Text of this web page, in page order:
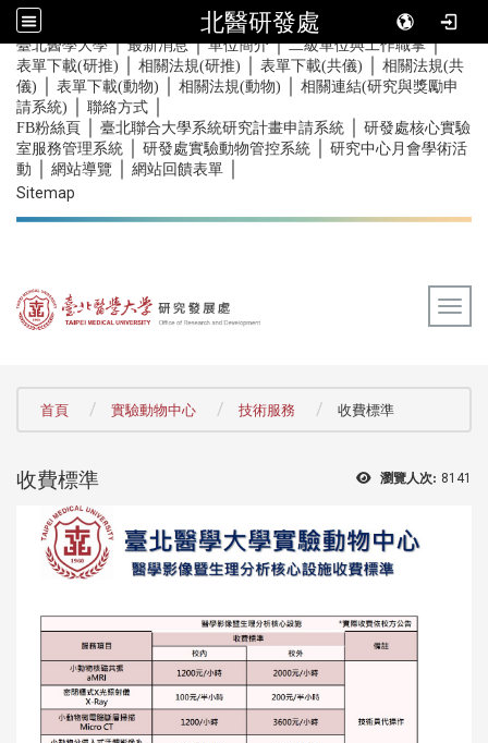
北醫研發處
::: 臺北醫學大學｜最新消息｜單位簡介｜二級單位與工作職掌｜
表單下載(研推) 相關法規(研推) 表單下載(共儀)
相關法規(共
儀)
表單下載(動物) 相關法規(動物)
相關連結(研究與獎勵申
請系統)
聯絡方式
FB粉絲頁 臺北聯合大學系統研究計畫申請系統
研發處核心實驗
室服務管理系統
研發處實驗動物管控系統
研究中心月會學術活
動
網站導覽 網站回饋表單
Sitemap
首頁 實驗動物中心 技術服務 收費標準
瀏覽人次: 8141
收費標準